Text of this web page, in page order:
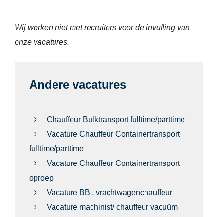
Wij werken niet met recruiters voor de invulling van
onze vacatures.
Andere vacatures
Chauffeur Bulktransport fulltime/parttime
Vacature Chauffeur Containertransport
fulltime/parttime
Vacature Chauffeur Containertransport
oproep
Vacature BBL vrachtwagenchauffeur
Vacature machinist/ chauffeur vacuüm